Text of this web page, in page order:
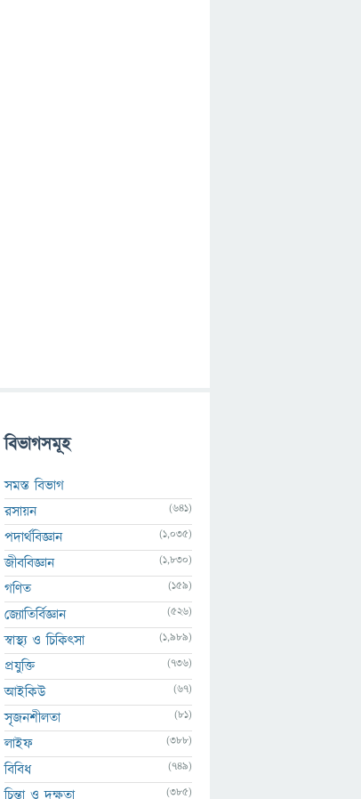
বিভাগসমূহ
সমস্ত বিভাগ
রসায়ন
(641)
পদার্থবিজ্ঞান (1,035)
জীববিজ্ঞান (1,830)
গণিত (159)
জ্যোতির্বিজ্ঞান (526)
স্বাস্থ্য ও চিকিৎসা (1,989)
প্রযুক্তি (736)
আইকিউ (67)
সৃজনশীলতা (81)
লাইফ (388)
বিবিধ (749)
চিন্তা ও দক্ষতা (385)